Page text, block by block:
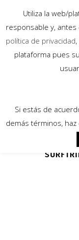
25
Utiliza la web/
responsable y,
política de privacidad
plataforma pues
Si estás de
demás términos, haz